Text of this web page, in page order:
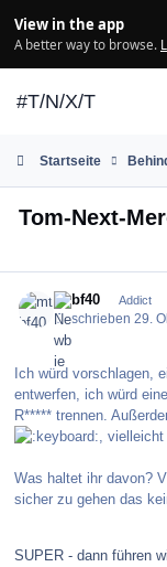
View in the app
A better way to browse.
#T/N/X/T
Startseite
Tom-Next-
mtbf40 Addict
Geschrieben29.
Ich würd vorschlagen,
entwerfen, ich würd
R***** trennen.
,
Was haltet ihr davon?
sicher zu gehen das
SUPER - dann führen